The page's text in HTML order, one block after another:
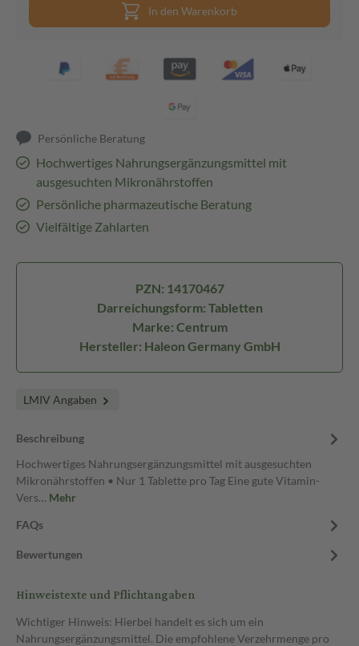
In den Warenkorb
Persönliche Beratung
Hochwertiges Nahrungsergänzungsmittel mit
ausgesuchten Mikronährstoffen
Persönliche pharmazeutische Beratung
Vielfältige Zahlarten
PZN: 14170467
Darreichungsform: Tabletten
Marke: Centrum
Hersteller: Haleon Germany GmbH
LMIV Angaben
Beschreibung
Hochwertiges Nahrungsergänzungsmittel mit ausgesuchten
Mikronährstoffen • Nur 1 Tablette pro Tag Eine gute Vitamin-
Vers… Mehr
FAQs
Bewertungen
Hinweistexte und Pflichtangaben
Wichtiger Hinweis: Hierbei handelt es sich um ein
Nahrungsergänzungsmittel. Die empfohlene Verzehrmenge pro